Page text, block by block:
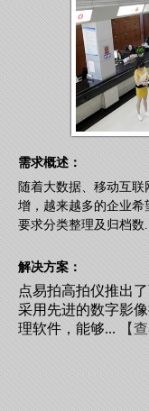
需求概述：
随着大数据、移动互
增，越来越多的企业
要求分类整理及归档数
解决方案：
点易拍高拍仪推出
采用先进的数字影
理软件，能够...【